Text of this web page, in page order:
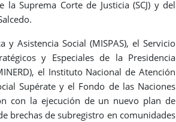
Suprema Corte de Justicia (SCJ) y del
Asistencia Social (MISPAS), el Servicio
y Especiales de la Presidencia
el Instituto Nacional de Atención
Supérate y el Fondo de las Naciones
con la ejecución de un nuevo plan de
brechas de subregistro en comunidades